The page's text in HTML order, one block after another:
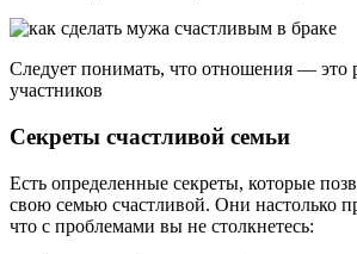
Следует понимать, что отношения — это
участников
Секреты счастливой семьи
Есть определенные секреты, которые
свою семью счастливой. Они настолько
что с проблемами вы не столкнетесь: